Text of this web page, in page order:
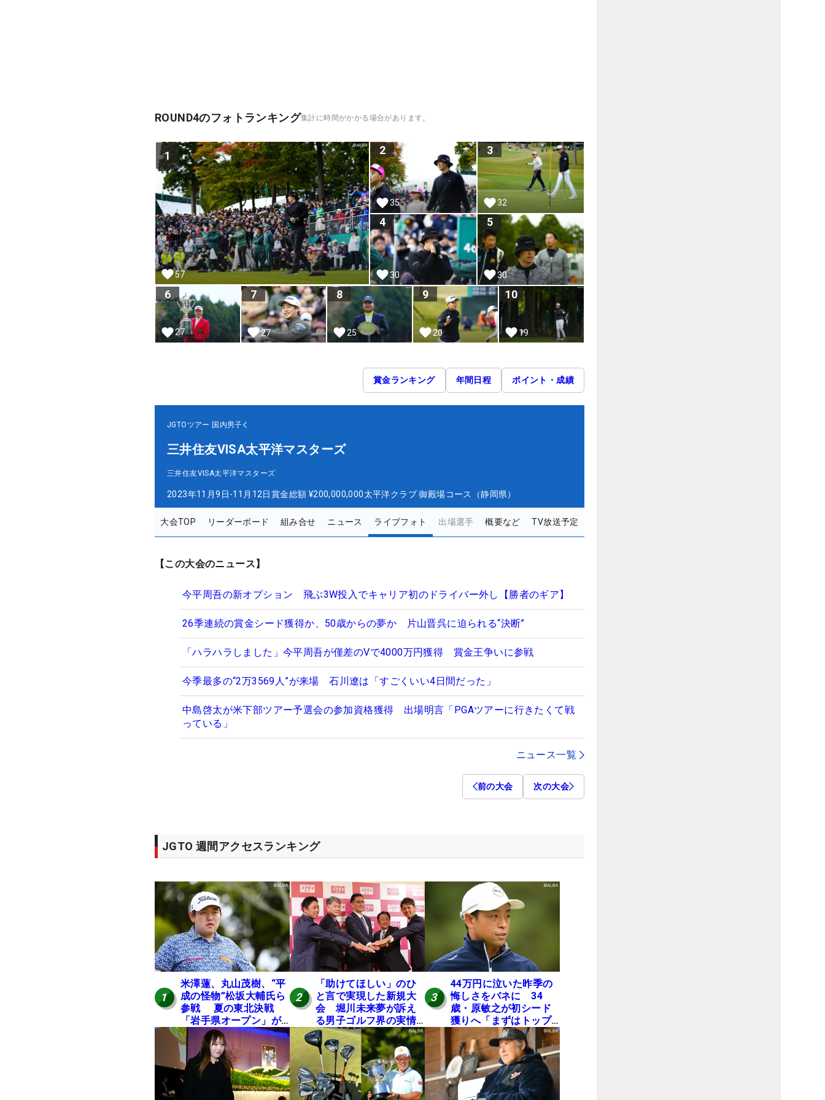
ROUND4のフォトランキング集計に時間がかかる場合があります。
1
57
2
35
3
32
4
30
5
30
6
27
7
27
8
25
9
20
10
19
賞金ランキング 年間日程 ポイント・成績
JGTOツアー 国内男子
三井住友VISA太平洋マスターズ
三井住友VISA太平洋マスターズ
2023年11月9日-11月12日賞金総額 ¥200,000,000太平洋クラブ 御殿場コース（静岡県）
大会TOP リーダーボード 組み合せ ニュース ライブフォト 出場選手 概要など TV放送予定
【この大会のニュース】
今平周吾の新オプション 飛ぶ3W投入でキャリア初のドライバー外し【勝者のギア】
26季連続の賞金シード獲得か、50歳からの夢か 片山晋呉に迫られる“決断”
「ハラハラしました」今平周吾が僅差のVで4000万円獲得 賞金王争いに参戦
今季最多の“2万3569人”が来場 石川遼は「すごくいい4日間だった」
中島啓太が米下部ツアー予選会の参加資格獲得 出場明言「PGAツアーに行きたくて戦
っている」
ニュース一覧
前の大会 次の大会
JGTO 週間アクセスランキング
1
米澤蓮、丸山茂樹、“平
成の怪物”松坂大輔氏ら
参戦 夏の東北決戦
「岩手県オープン」が8
日開幕
2
「助けてほしい」のひ
と言で実現した新規大
会 堀川未来夢が訴え
る男子ゴルフ界の実情
と開催の舞台裏
3
44万円に泣いた昨季の
悔しさをバネに 34
歳・原敏之が初シード
獲りへ「まずはトップ